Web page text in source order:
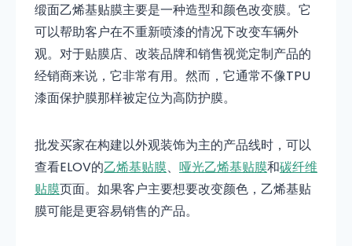
缎面乙烯基贴膜主要是一种造型和颜色改变膜。它
可以帮助客户在不重新喷漆的情况下改变车辆外
观。对于贴膜店、改装品牌和销售视觉定制产品的
经销商来说，它非常有用。然而，它通常不像TPU
漆面保护膜那样被定位为高防护膜。
批发买家在构建以外观装饰为主的产品线时，可以
查看ELOV的乙烯基贴膜、 哑光乙烯基贴膜和碳纤维
贴膜页面。如果客户主要想要改变颜色，乙烯基贴
膜可能是更容易销售的产品。